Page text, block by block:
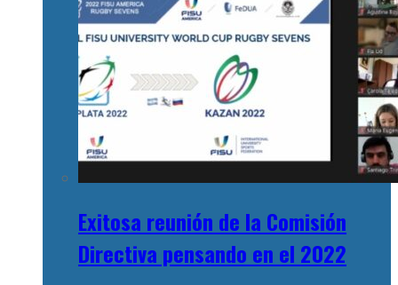
Exitosa reunión de la Comisión
Directiva pensando en el 2022